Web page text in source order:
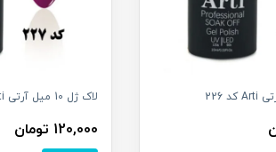
لاک ژل 10 میل آرتی Arti کد 227
120,000 تومان